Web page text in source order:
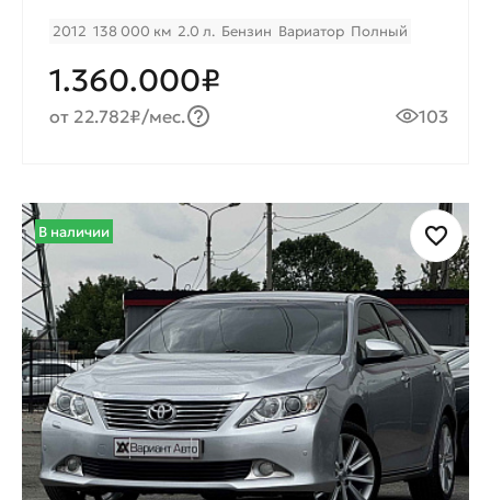
2012 138 000 км 2.0 л. Бензин Вариатор Полный
1.360.000₽
от 22.782₽/мес. 103
В наличии